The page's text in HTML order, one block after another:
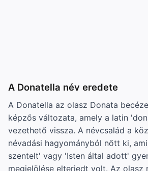
A Donatella név eredete
A Donatella az olasz Donata
képzős változata, amely a latin
vezethető vissza. A névcsalád a
névadási hagyományból nőtt ki,
szentelt' vagy 'Isten által adott'
megjelölése elterjedt volt. Az olasz